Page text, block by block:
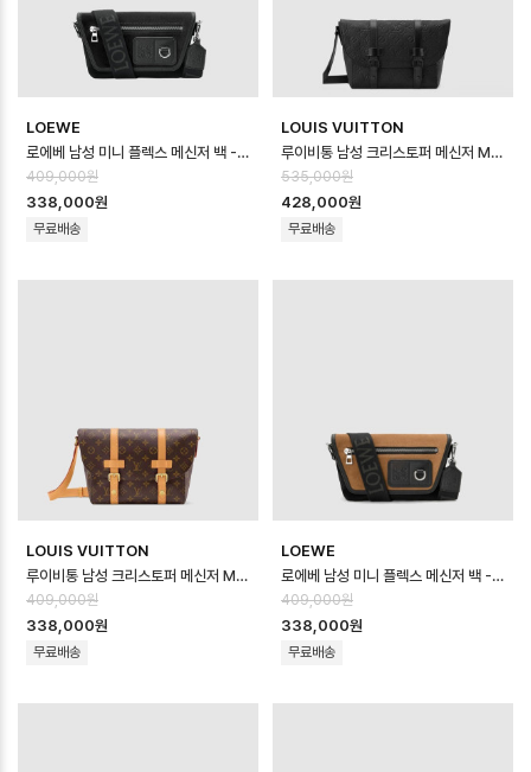
LOEWE
로에베 남성 미니 플렉스 메신저 백 - Loewe Mens Mini Flex Messeng…
409,000원
338,000원
무료배송
LOUIS VUITTON
루이비통 남성 크리스토퍼 메신저 M28324 - Louis vuitton Mens Chri…
535,000원
428,000원
무료배송
LOUIS VUITTON
루이비통 남성 크리스토퍼 메신저 M28115 - Louis vuitton Mens Chri…
409,000원
338,000원
무료배송
LOEWE
로에베 남성 미니 플렉스 메신저 백 - Loewe Mens Mini Flex Messeng…
409,000원
338,000원
무료배송